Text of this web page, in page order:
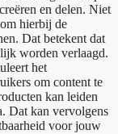
en delen. Niet
hierbij de
Dat betekent dat
worden verlaagd.
het
om content te
kan leiden
Dat kan vervolgens
voor jouw